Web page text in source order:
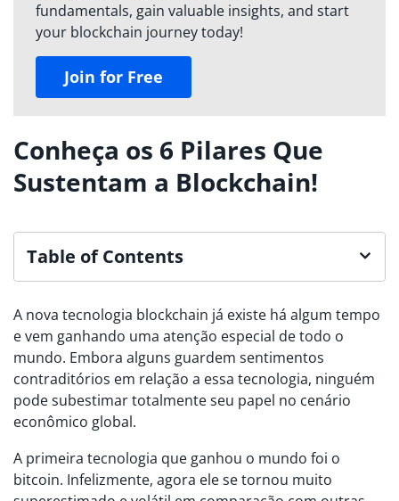
fundamentals, gain valuable insights, and start
your blockchain journey today!
Join for Free
Conheça os 6 Pilares Que
Sustentam a Blockchain!
Table of Contents
A nova tecnologia blockchain já existe há algum tempo
e vem ganhando uma atenção especial de todo o
mundo. Embora alguns guardem sentimentos
contraditórios em relação a essa tecnologia, ninguém
pode subestimar totalmente seu papel no cenário
econômico global.
A primeira tecnologia que ganhou o mundo foi o
bitcoin. Infelizmente, agora ele se tornou muito